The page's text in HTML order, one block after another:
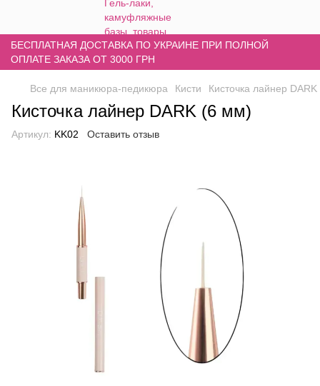
БЕСПЛАТНАЯ ДОСТАВКА ПО УКРАИНЕ ПРИ ПОЛНОЙ
ОПЛАТЕ ЗАКАЗА ОТ 3000 ГРН
Все для маникюра-педикюра Кисти Кисточка лайнер
Кисточка лайнер DARK (6 мм)
Артикул: KK02 Оставить отзыв